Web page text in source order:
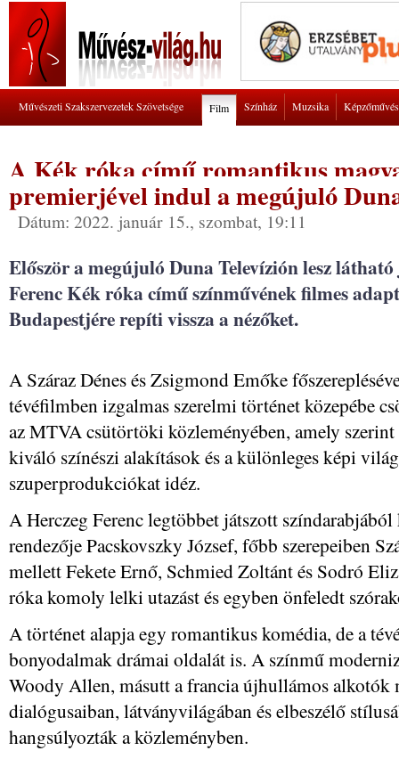
Művészeti Szakszervezetek Szövetsége Film Színház Muzsika
A Kék róka című romantikus
premierjével indul a megújuló
Dátum: 2022. január 15., szombat, 19:11
Először a megújuló Duna Televízión lesz
Ferenc Kék róka című színművének filmes
Budapestjére repíti vissza a nézőket.
A Száraz Dénes és Zsigmond Emőke
tévéfilmben izgalmas szerelmi történet közepébe
az MTVA csütörtöki közleményében, amely
kiváló színészi alakítások és a különleges képi
szuperprodukciókat idéz.
A Herczeg Ferenc legtöbbet játszott
rendezője Pacskovszky József, főbb szerepeiben
mellett Fekete Ernő, Schmied Zoltánt és Sodró
róka komoly lelki utazást és egyben önfeledt
A történet alapja egy romantikus komédia, de a
bonyodalmak drámai oldalát is. A színmű
Woody Allen, másutt a francia újhullámos
dialógusaiban, látványvilágában és elbeszélő
hangsúlyozták a közleményben.